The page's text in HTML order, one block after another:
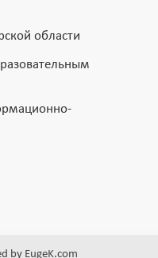
области
by EugeK.com